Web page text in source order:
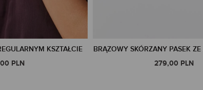
KSZTAŁCIE
PLN
BRĄZOWY SKÓRZANY PASEK
279,00 PLN